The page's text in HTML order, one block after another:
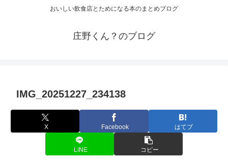
おいしい飲食店とためになる本のまとめブログ
庄野くん？のブログ
IMG_20251227_234138
X Facebook はてブ
LINE コピー